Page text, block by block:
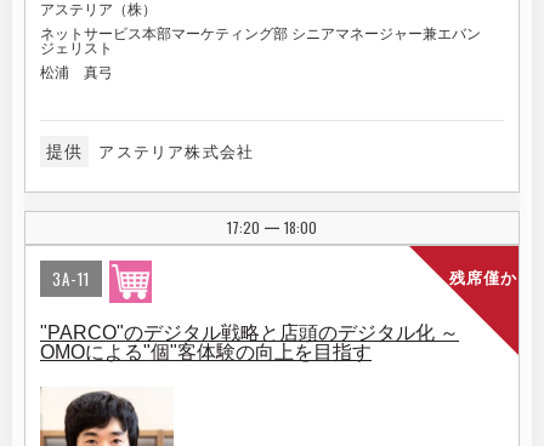
アステリア（株）
ネットサービス本部マーケティング部 シニアマネージャー兼エバン
ジェリスト
松浦 真弓
提供 アステリア株式会社
17:20 | 18:00
残席僅か
3A-11
"PARCO"のデジタル戦略と店頭のデジタル化 ～
OMOによる"個"客体験の向上を目指す